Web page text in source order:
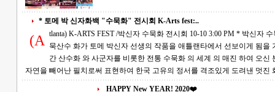
* 토메 박 신자화백 "수묵화" 전시회 K-Arts fest:..
(A
tlanta) K-ARTS FEST /박신자 수묵화 전시회 10-10 3:00 PM * 박신자 수묵화 전시회에 초대 합니다. 한국의 저명한 수
묵산수 화가 토메 박신자 선생의 작품을 애틀랜타에서 선보이게 됨을 기쁘게 생각합니다.
간 산수화 와 사군자를 비롯한 전통 수묵화 의 세계 의 매진 하여 오신 분으로써 그의 작품 세계는 한
자연을 빼어난 필치로써 표현하여 한국 고유의 정서를 격조있게 도려낸 멋진
HAPPY New YEAR! 2020❤️